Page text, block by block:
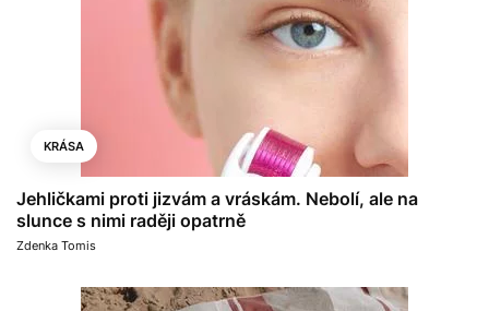
KRÁSA
Jehličkami proti jizvám a vráskám. Nebolí, ale na
slunce s nimi raději opatrně
Zdenka Tomis